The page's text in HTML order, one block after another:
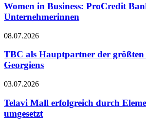
Women in Business: ProCredit
Unternehmerinnen
08.07.2026
TBC als Hauptpartner der größten
Georgiens
03.07.2026
Telavi Mall erfolgreich durch
umgesetzt